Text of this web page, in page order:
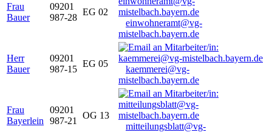
Frau
Bauer
09201
987-28
EG 02
einwohneramt@vg-
mistelbach.bayern.de
Herr
Bauer
09201
987-15
EG 05
kaemmerei@vg-
mistelbach.bayern.de
Frau
Bayerlein
09201
987-21
OG 13
mitteilungsblatt@vg-